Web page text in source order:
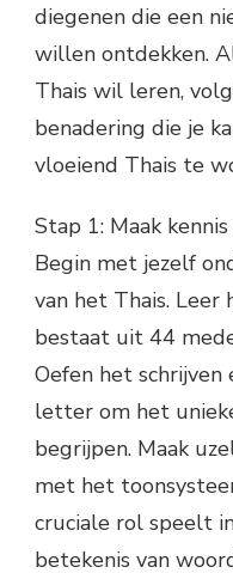
diegenen die een
willen ontdekken.
Thais wil leren,
benadering die je
vloeiend Thais te
Stap 1: Maak
Begin met jezelf
van het Thais.
bestaat uit 44
Oefen het
letter om het
begrijpen. Maak
met het
cruciale rol speelt
betekenis van